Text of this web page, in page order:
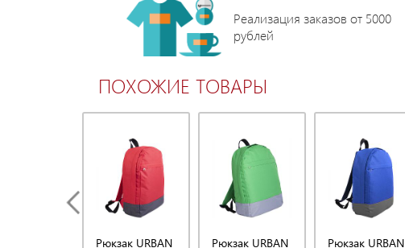
Реализация заказов от 5000
рублей
ПОХОЖИЕ ТОВАРЫ
Рюкзак URBAN Рюкзак URBAN Рюкзак URBAN